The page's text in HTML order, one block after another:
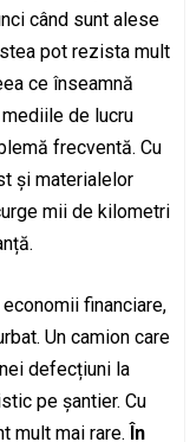
când sunt alese
pot rezista mult
ce înseamnă
de lucru
frecventă. Cu
și materialelor
mii de kilometri
financiare,
Un camion care
defecțiuni la
pe șantier. Cu
mult mai rare. În